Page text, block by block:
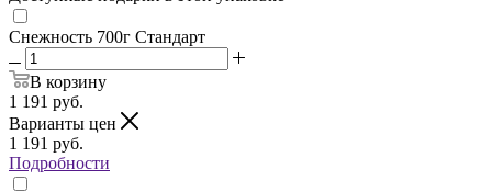
Снежность 700г Стандарт
В корзину
1 191 руб.
Варианты цен
1 191 руб.
Подробности